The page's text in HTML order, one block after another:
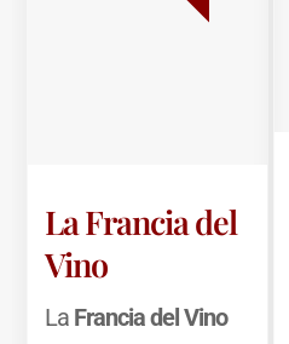
La Francia del
Vino
La Francia del Vino